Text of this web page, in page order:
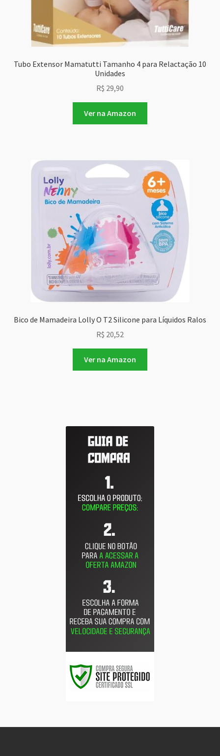
Tubo Extensor Mamatutti Tamanho 4 para Relactação 10
Unidades
R$ 29,90
Ver na Amazon
Bico de Mamadeira Lolly O T2 Silicone para Líquidos Ralos
R$ 20,52
Ver na Amazon